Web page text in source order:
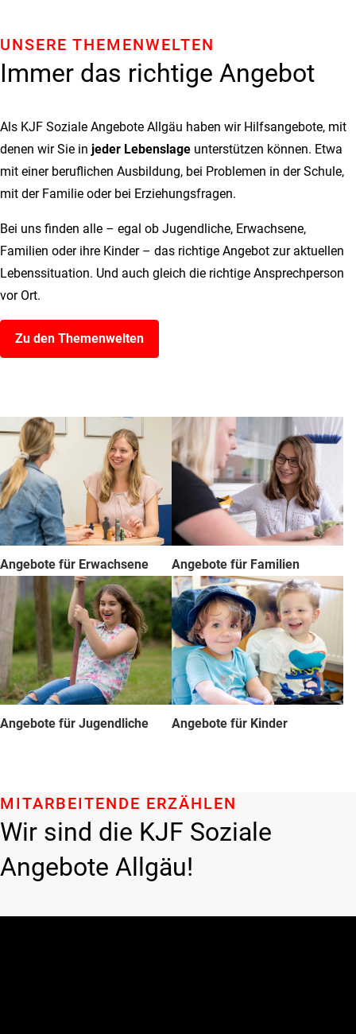
Immer das richtige Angebot
UNSERE THEMENWELTEN
Als KJF Soziale Angebote Allgäu haben wir Hilfsangebote, mit
denen wir Sie in jeder Lebenslage unterstützen können. Etwa
mit einer beruflichen Ausbildung, bei Problemen in der Schule,
mit der Familie oder bei Erziehungsfragen.
Bei uns finden alle – egal ob Jugendliche, Erwachsene,
Familien oder ihre Kinder – das richtige Angebot zur aktuellen
Lebenssituation. Und auch gleich die richtige Ansprechperson
vor Ort.
Zu den Themenwelten
Angebote für Erwachsene Angebote für Familien
Angebote für Jugendliche Angebote für Kinder
Wir sind die KJF Soziale
Angebote Allgäu!
MITARBEITENDE ERZÄHLEN